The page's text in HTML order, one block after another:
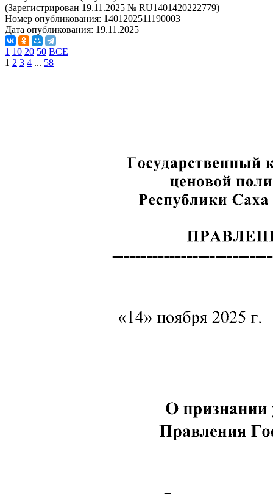
(Зарегистрирован 19.11.2025 № RU1401420222779)
Номер опубликования: 1401202511190003
Дата опубликования: 19.11.2025
1 10 20 50 ВСЕ
1 2 3 4 ... 58